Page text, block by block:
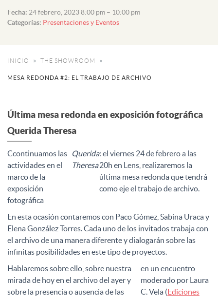
Fecha: 24 febrero, 2023 8:00 pm – 10:00 pm
Categorías: Presentaciones y Eventos
INICIO THE SHOWROOM
MESA REDONDA #2: EL TRABAJO DE ARCHIVO
Última mesa redonda en exposición fotográfica
Querida Theresa
Ccontinuamos las
actividades en el
marco de la
exposición
fotográfica
Querida
Theresa
: el viernes 24 de febrero a las
20h en Lens, realizaremos la
última mesa redonda que tendrá
como eje el trabajo de archivo.
En esta ocasión contaremos con Paco Gómez, Sabina Uraca y
Elena González Torres. Cada uno de los invitados trabaja con
el archivo de una manera diferente y dialogarán sobre las
infinitas posibilidades en este tipo de proyectos.
Hablaremos sobre ello, sobre nuestra
mirada de hoy en el archivo del ayer y
sobre la presencia o ausencia de las
en un encuentro
moderado por Laura
C. Vela (Ediciones